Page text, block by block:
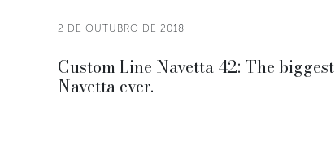
2 DE OUTUBRO DE 2018
Custom Line Navetta 42: The biggest
Navetta ever.